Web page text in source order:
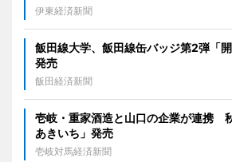
伊東経済新聞
飯田線大学、飯田線缶バッジ第2弾「
発売
飯田経済新聞
壱岐・重家酒造と山口の企業が連携
あきいち」発売
壱岐対馬経済新聞